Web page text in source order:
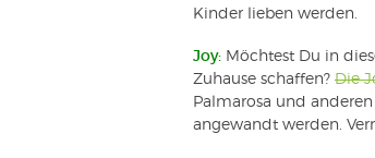
Kinder lieben werden.
Joy: Möchtest Du in
Zuhause schaffen? Die
Palmarosa und
angewandt werden.